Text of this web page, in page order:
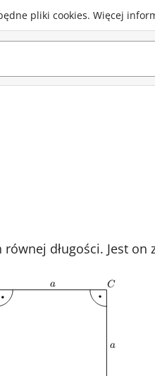
pliki cookies. Więcej
długości. Jest on
C
C
a
a
a
a